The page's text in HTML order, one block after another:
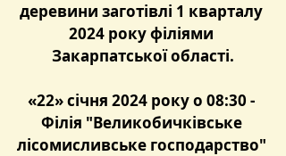
деревини заготівлі 1 кварталу
2024 року філіями
Закарпатської області.
«22» січня 2024 року о 08:30 -
Філія "Великобичківське
лісомисливське господарство"